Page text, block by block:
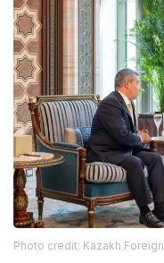
Photo credit: Kazakh